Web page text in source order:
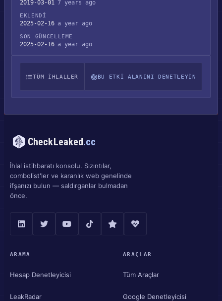
2019-03-01 7 years ago
EKLENDI
2025-02-16 a year ago
SON GÜNCELLEME
2025-02-16 a year ago
TÜM IHLALLER BU ETKI ALANINI DENETLEYIN
CheckLeaked.cc
İhlal istihbaratı konsolu. Sızıntılar,
combolist'ler ve karanlık web genelinde
ifşanızı bulun — saldırganlar bulmadan
önce.
ARAMA
Hesap Denetleyicisi
LeakRadar
ARAÇLAR
Tüm Araçlar
Google Denetleyicisi